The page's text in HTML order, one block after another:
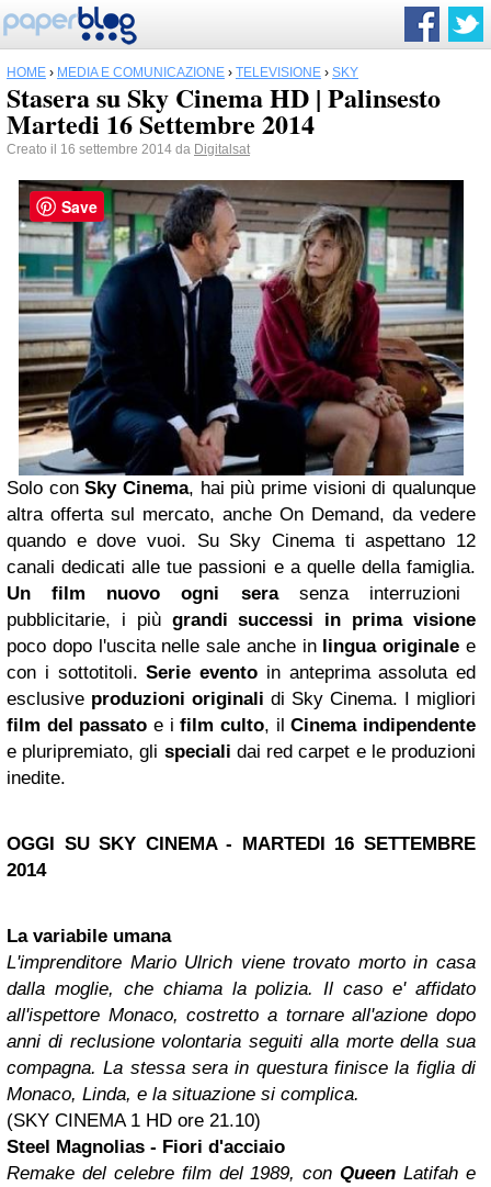
HOME › MEDIA E COMUNICAZIONE › TELEVISIONE › SKY
Stasera su Sky Cinema HD | Palinsesto
Martedi 16 Settembre 2014
Creato il 16 settembre 2014 da Digitalsat
Solo conSky Cinema, hai più prime visioni di qualunque
altra offerta sul mercato, anche On Demand, da vedere
quando e dove vuoi. Su Sky Cinema ti aspettano 12
canali dedicati alle tue passioni e a quelle della famiglia.
Un film nuovo ogni serasenza interruzioni
pubblicitarie, i più grandi successi in prima visione
poco dopo l'uscita nelle sale anche inlingua originale e
con i sottotitoli. Serie evento in anteprima assoluta ed
esclusive produzioni originali di Sky Cinema. I migliori
film del passato e ifilm culto, ilCinema indipendente
e pluripremiato, gli speciali dai red carpet e le produzioni
inedite.
OGGI SU SKY CINEMA - MARTEDI 16 SETTEMBRE
2014
La variabile umana
L'imprenditore Mario Ulrich viene trovato morto in casa
dalla moglie, che chiama la polizia. Il caso e' affidato
all'ispettore Monaco, costretto a tornare all'azione dopo
anni di reclusione volontaria seguiti alla morte della sua
compagna. La stessa sera in questura finisce la figlia di
Monaco, Linda, e la situazione si complica.
(SKY CINEMA 1 HD ore 21.10)
Steel Magnolias - Fiori d'acciaio
Remake del celebre film del 1989, conQueen Latifah e
Save